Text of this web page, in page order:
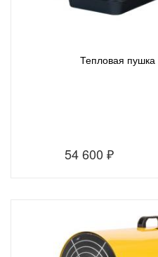
Тепловая
54 600₽